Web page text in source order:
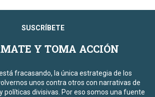
SUSCRÍBETE
Y TOMA ACCIÓN
fracasando, la única estrategia de los
unos contra otros con narrativas de
políticas divisivas. Por eso somos una fuente